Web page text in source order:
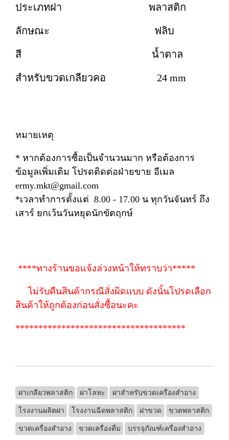
ประเภทฝา พลาสติก
ลักษณะ ฟลิบ
สี น้ำตาล
สำหรับขวดเกลียวคอ 24 mm
หมายเหตุ
* หากต้องการซื้อเป็นจำนวนมาก หรือต้องการ
ข้อมูลเพิ่มเติม โปรดติดต่อฝ่ายขาย อีเมล
ermy.mkt@gmail.com
*เวลาทำการตั้งแต่ 8.00 - 17.00 น ทุกวันจันทร์ ถึง
เสาร์ ยกเว้นวันหยุดนักขัตฤกษ์
****ทางร้านขอแจ้งล่วงหน้าให้ทราบว่า*****
ไม่รับคืนสินค้ากรณีสั่งผิดแบบ ดังนั้นโปรดเลือก
สินค้าให้ถูกต้องก่อนสั่งซื้อนะคะ
*************************************
ฝาเกลียวพลาสติก ฝาโลหะ ฝาสำหรับขวดเครื่องสำอาง
โรงงานผลิตฝา โรงงานฉีดพลาสติก ฝาขวด ขวดพลาสติก
ขวดเครื่องสำอาง ขวดเครื่องดื่ม บรรจุภัณฑ์เครื่องสำอาง